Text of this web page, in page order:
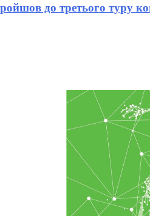
до третього туру